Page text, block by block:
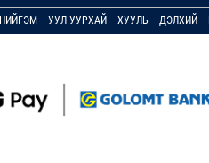
НИЙГЭМ УУЛ УУРХАЙ ХУУЛЬ ДЭЛХИЙ